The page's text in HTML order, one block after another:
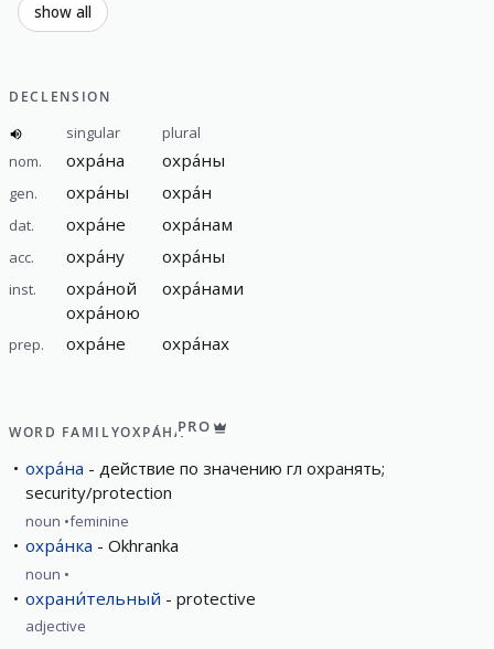
show all
DECLENSION
singular
plural
nom.
охра́на охра́ны
gen. охра́ны охра́н
dat. охра́не охра́нам
acc. охра́ну охра́ны
inst.
охра́ной
охра́ною
охра́нами
prep. охра́не охра́нах
WORD FAMILYОХРА́НАPRO
охра́на
действие по значению гл охранять;
security/protection
noun feminine
охра́нка Okhranka
noun
охрани́тельный protective
adjective